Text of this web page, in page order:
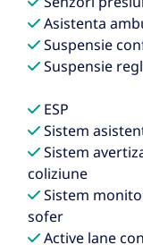
Asistenta
Suspensie
Suspensie
ESP
Sistem
Sistem
coliziune
Sistem
sofer
Active lane